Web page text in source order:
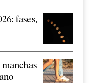
fases,